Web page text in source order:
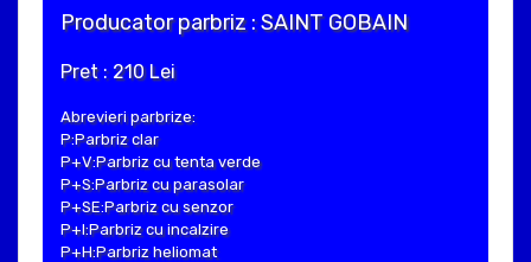
Producator parbriz : SAINT GOBAIN
Pret : 210 Lei
Abrevieri parbrize:
P:Parbriz clar
P+V:Parbriz cu tenta verde
P+S:Parbriz cu parasolar
P+SE:Parbriz cu senzor
P+I:Parbriz cu incalzire
P+H:Parbriz heliomat